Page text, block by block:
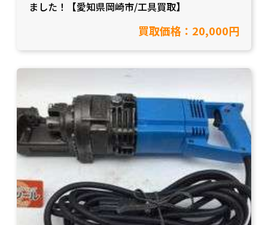
ました！【愛知県岡崎市/工具買取】
買取価格：20,000円